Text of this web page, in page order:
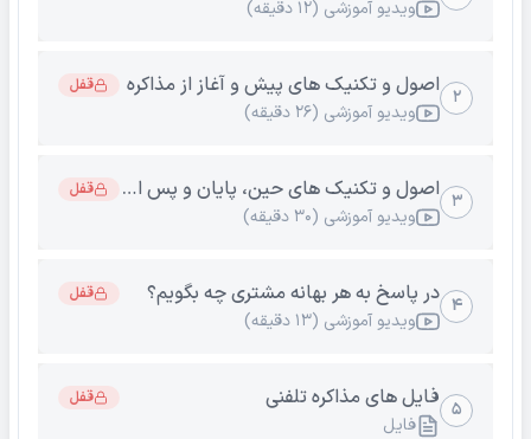
ویدیو آموزشی (۱۲ دقیقه)
۲ اصول و تکنیک های پیش و آغاز از مذاکره قفل
ویدیو آموزشی (۲۶ دقیقه)
۳ اصول و تکنیک های حین، پایان و پس از مذاکره
قفل
ویدیو آموزشی (۳۰ دقیقه)
۴ در پاسخ به هر بهانه مشتری چه بگویم؟ قفل
ویدیو آموزشی (۱۳ دقیقه)
۵ فایل های مذاکره تلفنی قفل
فایل